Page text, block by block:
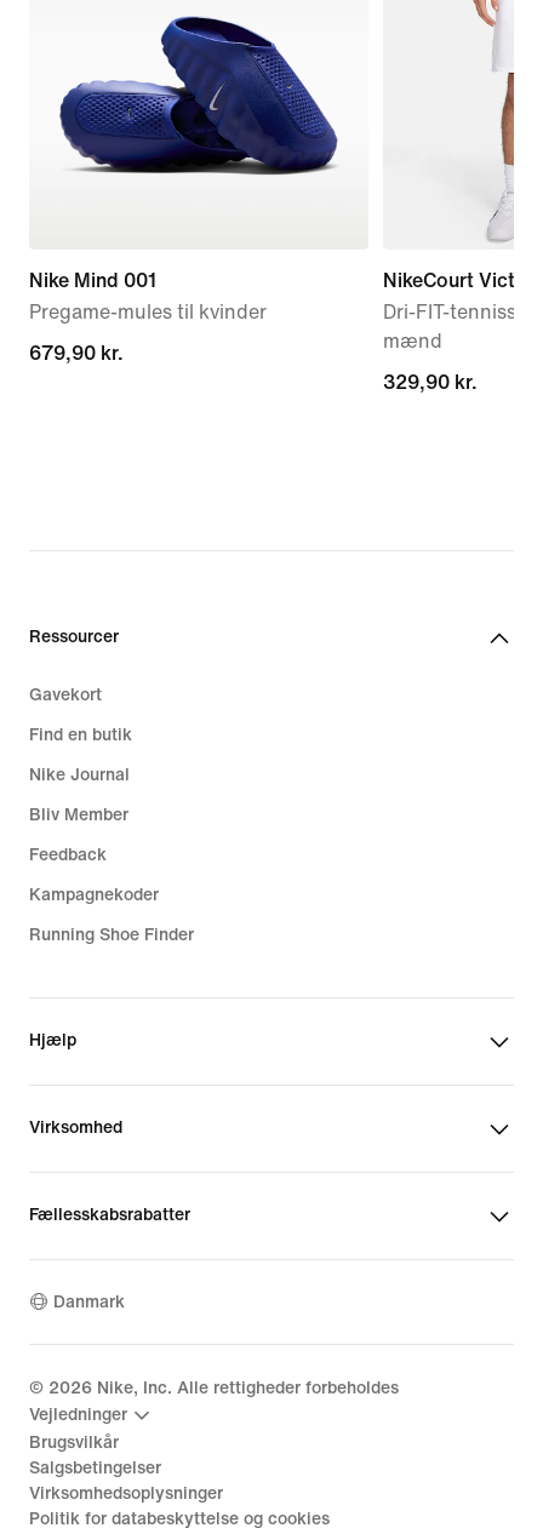
Nike Mind 001
Pregame-mules til kvinder
679,90 kr.
679,90 kr.
NikeCourt
Dri-FIT-
mænd
329,90 kr.
329,90 kr.
Ressourcer
Gavekort
Find en butik
Nike Journal
Bliv Member
Feedback
Kampagnekoder
Running Shoe Finder
Hjælp
Virksomhed
Fællesskabsrabatter
Danmark
© 2026 Nike, Inc. Alle rettigheder forbeholdes
Vejledninger
Brugsvilkår
Salgsbetingelser
Virksomhedsoplysninger
Politik for databeskyttelse og cookies